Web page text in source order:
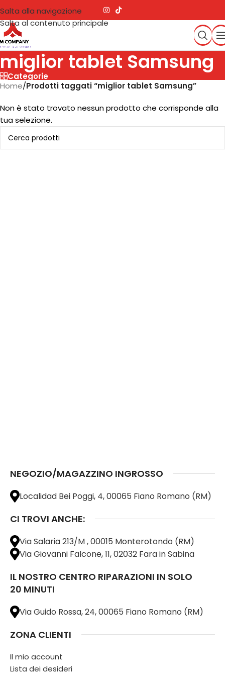
Salta alla navigazione
Salta al contenuto principale
miglior tablet Samsung
Categorie
Home/Prodotti taggati “miglior tablet Samsung”
Non è stato trovato nessun prodotto che corrisponde alla
tua selezione.
NEGOZIO/MAGAZZINO INGROSSO
Localidad Bei Poggi, 4, 00065 Fiano Romano (RM)
CI TROVI ANCHE:
Via Salaria 213/M , 00015 Monterotondo (RM)
Via Giovanni Falcone, 11, 02032 Fara in Sabina
IL NOSTRO CENTRO RIPARAZIONI IN SOLO
20 MINUTI
Via Guido Rossa, 24, 00065 Fiano Romano (RM)
ZONA CLIENTI
Il mio account
Lista dei desideri